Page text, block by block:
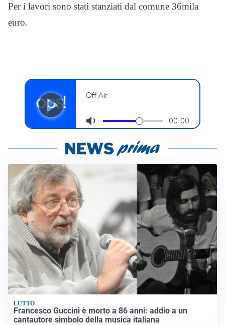
Per i lavori sono stati stanziati dal comune 36mila
euro.
LUTTO
Francesco Guccini è morto a 86 anni: addio a un
cantautore simbolo della musica italiana